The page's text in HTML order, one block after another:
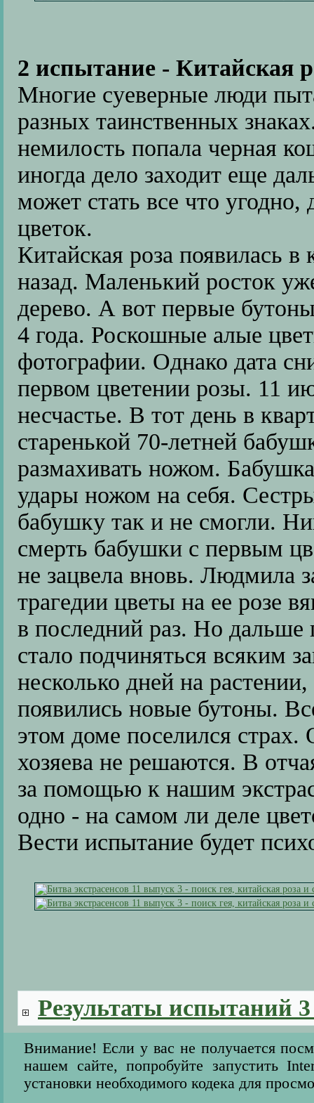
2 испытание - Китайская
Многие суеверные люди
разных таинственных
немилость попала черная
иногда дело заходит еще
может стать все что
цветок.
Китайская роза появилась
назад. Маленький росток
дерево. А вот первые
4 года. Роскошные алые
фотографии. Однако дата
первом цветении розы. 11
несчастье. В тот день в
старенькой 70-летней
размахивать ножом.
удары ножом на себя.
бабушку так и не смогли.
смерть бабушки с первым
не зацвела вновь. Людмила
трагедии цветы на ее розе
в последний раз. Но дальше
стало подчиняться всяким
несколько дней на
появились новые бутоны.
этом доме поселился страх.
хозяева не решаются. В
за помощью к нашим
одно - на самом ли деле
Вести испытание будет
Результаты испытаний
Внимание! Если у вас не получается
нашем сайте, попробуйте запустить
установки необходимого кодека для